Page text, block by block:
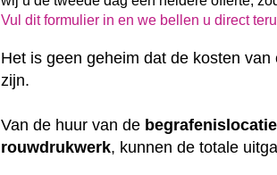
Vul dit formulier in en we bellen u direct
Het is geen geheim dat de kosten
zijn.
Van de huur van de begrafenislocatie
rouwdrukwerk, kunnen de totale